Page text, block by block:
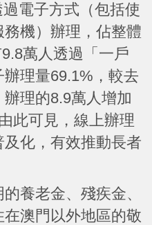
電子方式（包括使
機）辦理，佔整體
萬人透過「一戶
理量69.1%，較去
理的8.9萬人增加
此可見，線上辦理
化，有效推動長者
養老金、殘疾金、
澳門以外地區的敬